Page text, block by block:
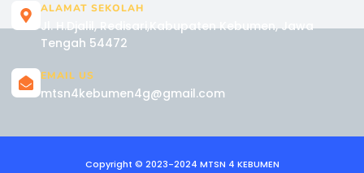
ALAMAT SEKOLAH
Jl. H.Djalil, Redisari,Kabupaten Kebumen, Jawa
Tengah 54472
EMAIL US
mtsn4kebumen4g@gmail.com
Copyright © 2023-2024 MTSN 4 KEBUMEN